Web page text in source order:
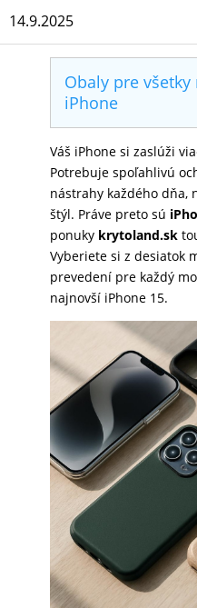
MOBIL
PRODUKTY
PRÍSLUŠENSTVO
PRÍSLUŠENSTVO
TABLETY
14.9.2025
Obaly pre
iPhone
Váš iPhone si zaslúži
Potrebuje spoľahlivú
nástrahy každého dňa,
štýl. Práve preto sú
ponuky krytoland.sk
Vyberiete si z desiatok
prevedení pre každý
najnovší iPhone 15.